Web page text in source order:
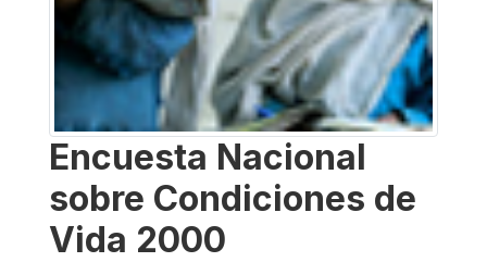
Encuesta Nacional
sobre Condiciones de
Vida 2000